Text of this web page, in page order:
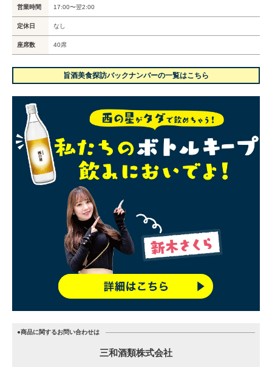
営業時間 17:00〜翌2:00
定休日 なし
座席数 40席
旨酒美食探訪バックナンバーの一覧はこちら
●商品に関するお問い合わせは
三和酒類株式会社